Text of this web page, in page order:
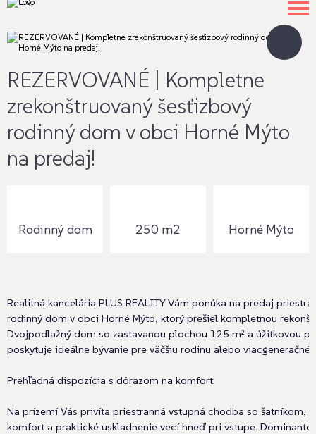
REZERVOVANÉ | Kompletne
zrekonštruovaný šesťizbový
rodinný dom v obci Horné Mýto
na predaj!
Rodinný dom 250 m2 Horné Mýto
Realitná kancelária PLUS REALITY Vám ponúka na predaj
rodinný dom v obci Horné Mýto, ktorý prešiel kompletnou
Dvojpodlažný dom so zastavanou plochou 125 m² a úžitkovou
poskytuje ideálne bývanie pre väčšiu rodinu alebo viacgeneračné
Prehľadná dispozícia s dôrazom na komfort:
Na prízemí Vás privíta priestranná vstupná chodba so šatníkom,
komfort a praktické uskladnenie vecí hneď pri vstupe.